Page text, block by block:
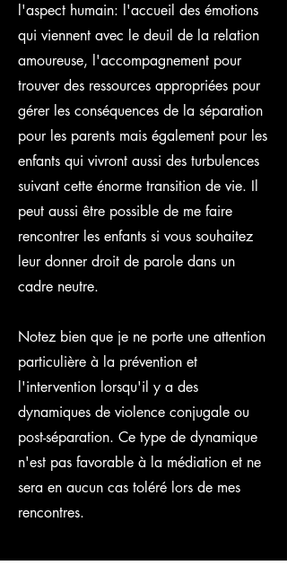
l'aspect humain: l'accueil des émotions
qui viennent avec le deuil de la relation
amoureuse, l'accompagnement pour
trouver des ressources appropriées pour
gérer les conséquences de la séparation
pour les parents mais également pour les
enfants qui vivront aussi des turbulences
suivant cette énorme transition de vie. Il
peut aussi être possible de me faire
rencontrer les enfants si vous souhaitez
leur donner droit de parole dans un
cadre neutre.
Notez bien que je ne porte une attention
particulière à la prévention et
l'intervention lorsqu'il y a des
dynamiques de violence conjugale ou
post-séparation. Ce type de dynamique
n'est pas favorable à la médiation et ne
sera en aucun cas toléré lors de mes
rencontres.